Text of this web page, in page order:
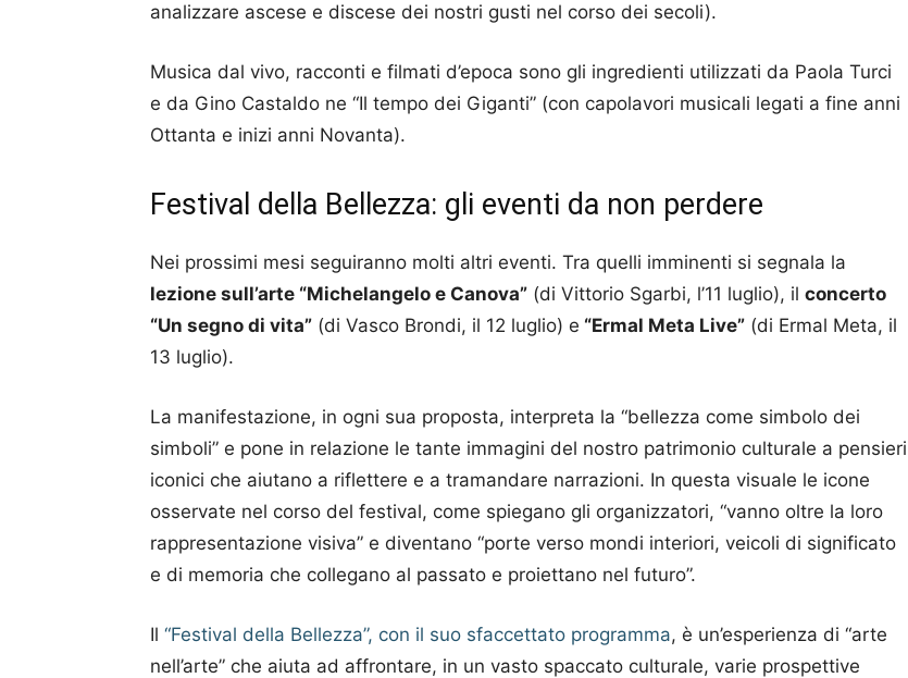
analizzare ascese e discese dei nostri gusti nel corso dei secoli).
Musica dal vivo, racconti e filmati d’epoca sono gli ingredienti utilizzati da Paola Turci
e da Gino Castaldo ne “Il tempo dei Giganti” (con capolavori musicali legati a fine anni
Ottanta e inizi anni Novanta).
Festival della Bellezza: gli eventi da non perdere
Nei prossimi mesi seguiranno molti altri eventi. Tra quelli imminenti si segnala la
lezione sull’arte “Michelangelo e Canova” (di Vittorio Sgarbi, l’11 luglio), il concerto
“Un segno di vita” (di Vasco Brondi, il 12 luglio) e “Ermal Meta Live” (di Ermal Meta, il
13 luglio).
La manifestazione, in ogni sua proposta, interpreta la “bellezza come simbolo dei
simboli” e pone in relazione le tante immagini del nostro patrimonio culturale a pensieri
iconici che aiutano a riflettere e a tramandare narrazioni. In questa visuale le icone
osservate nel corso del festival, come spiegano gli organizzatori, “vanno oltre la loro
rappresentazione visiva” e diventano “porte verso mondi interiori, veicoli di significato
e di memoria che collegano al passato e proiettano nel futuro”.
Il “Festival della Bellezza”, con il suo sfaccettato programma, è un’esperienza di “arte
nell’arte” che aiuta ad affrontare, in un vasto spaccato culturale, varie prospettive